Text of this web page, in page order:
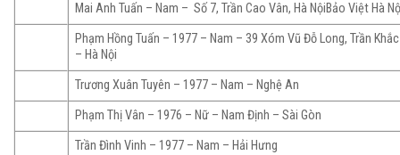
Mai Anh Tuấn – Nam – Số 7, Trần Cao Vân, Hà NộiBảo Việt Hà
Phạm Hồng Tuấn – 1977 – Nam – 39 Xóm Vũ Đỗ Long, Trần
– Hà Nội
Trương Xuân Tuyên – 1977 – Nam – Nghệ An
Phạm Thị Vân – 1976 – Nữ – Nam Định – Sài Gòn
Trần Đình Vinh – 1977 – Nam – Hải Hưng